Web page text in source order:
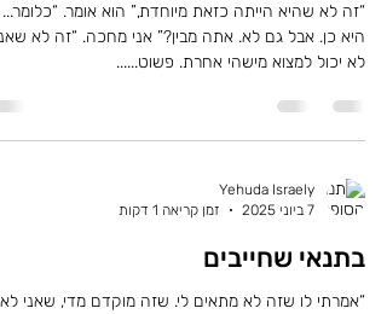
“זה לא שהיא הייתה כזאת מיוחדת,” הוא אומר. “כלומר...
היא כן. אבל גם לא. אתה מבין?” אני מחכה. “זה לא
לא יכול למצוא מישהי אחרת. פשוט......
Yehuda Israely
7 ביוני 2025
זמן קריאה 1 דקות
בתנאי שחייבים
“אמרתי לו שזה לא מתאים לי. שזה מוקדם מדי, שאני לא